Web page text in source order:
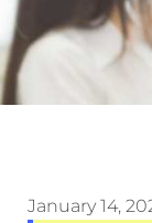
January 14,